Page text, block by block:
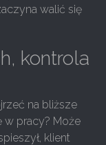
walić się
kontrola
na bliższe
w pracy? Może
klient